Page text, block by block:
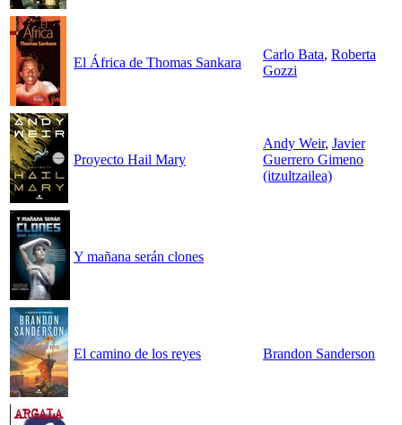
El África de Thomas Sankara
Carlo Bata, Roberta
Gozzi
Proyecto Hail Mary
Andy Weir, Javier
Guerrero Gimeno
(itzultzailea)
Y mañana serán clones
El camino de los reyes Brandon Sanderson